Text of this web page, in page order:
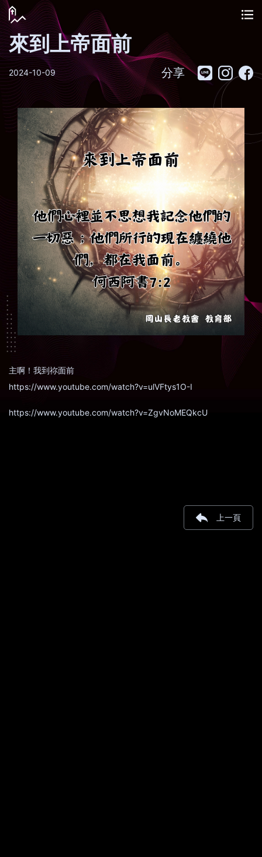
來到上帝面前
2024-10-09 分享
主啊！我到祢面前
https://www.youtube.com/watch?v=ulVFtys1O-I
https://www.youtube.com/watch?v=ZgvNoMEQkcU
上一頁